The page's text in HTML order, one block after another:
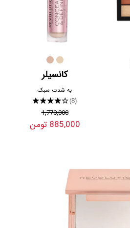
کانسیلر
به شدت سبک
★★★★★(8)
1,770,000
885,000 تومن